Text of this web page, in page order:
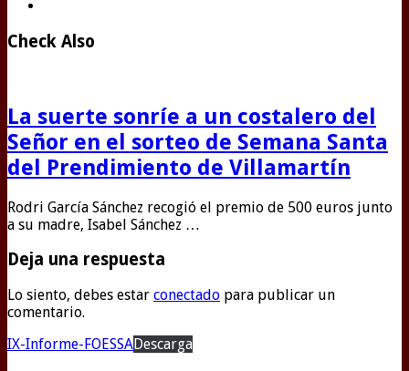
Check Also
La suerte sonríe a un costalero del
Señor en el sorteo de Semana Santa
del Prendimiento de Villamartín
Rodri García Sánchez recogió el premio de 500 euros junto
a su madre, Isabel Sánchez …
Deja una respuesta
Lo siento, debes estar conectado para publicar un
comentario.
IX-Informe-FOESSADescarga